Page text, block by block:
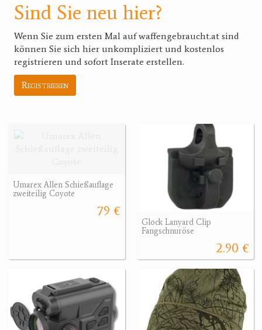
Sind Sie neu hier?
Wenn Sie zum ersten Mal auf waffengebraucht.at sind
können Sie sich hier unkompliziert und kostenlos
registrieren und sofort Inserate erstellen.
Registrieren
Umarex Allen Schießauflage
zweiteilig Coyote
79 €
Glock Lanyard Clip
Fangschnuröse
2.90 €